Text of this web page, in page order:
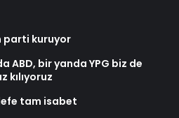
parti kuruyor
ABD, bir yanda YPG biz de
kılıyoruz
tam isabet